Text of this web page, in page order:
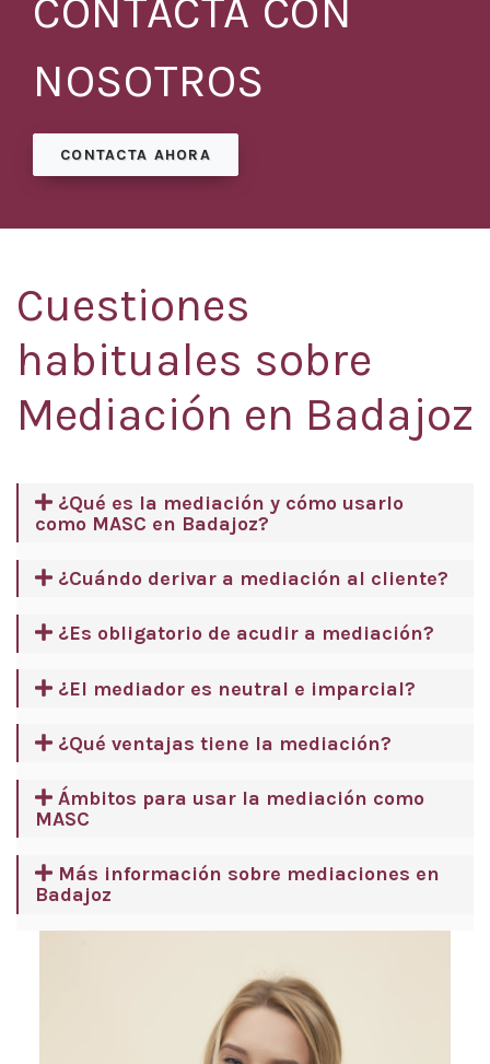
CONTACTA CON
NOSOTROS
CONTACTA AHORA
Cuestiones
habituales sobre
Mediación en Badajoz
¿Qué es la mediación y cómo usarlo
como MASC en Badajoz?
¿Cuándo derivar a mediación al cliente?
¿Es obligatorio de acudir a mediación?
¿El mediador es neutral e imparcial?
¿Qué ventajas tiene la mediación?
Ámbitos para usar la mediación como
MASC
Más información sobre mediaciones en
Badajoz